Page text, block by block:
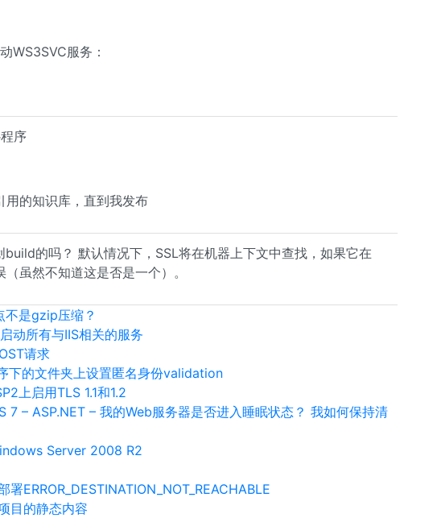
WS3SVC服务：
序
用的知识库，直到我发布
的吗？ 默认情况下，SSL将在机器上下文中查找，如果它在
虽然不知道这是否是一个）。
不是gzip压缩？
动所有与IIS相关的服务
请求
下的文件夹上设置匿名身份validation
上启用TLS 1.1和1.2
– ASP.NET – 我的Web服务器是否进入睡眠状态？ 我如何保持清
Server 2008 R2
ERROR_DESTINATION_NOT_REACHABLE
目的静态内容